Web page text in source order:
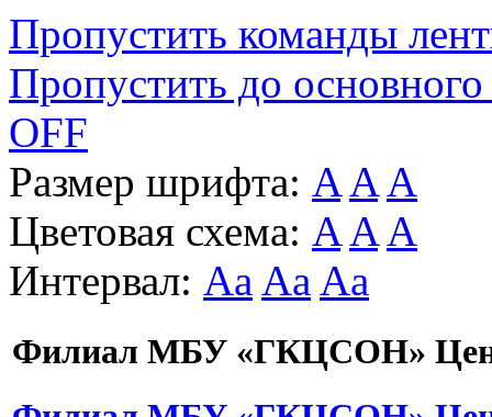
Пропустить команды
Пропустить до основного
OFF
Размер шрифта: A A A
Цветовая схема: A A A
Интервал: Aa Aa Aa
Филиал МБУ «ГКЦСОН»